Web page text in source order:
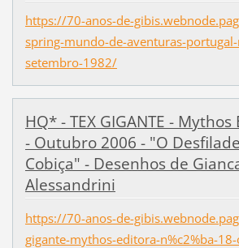
https://70-anos-de-
spring-mundo-de-aventuras-
setembro-1982/
HQ* - TEX GIGANTE -
- Outubro 2006 - "O
Cobiça" - Desenhos de
Alessandrini
https://70-anos-de-
gigante-mythos-editora-n%c2%ba-